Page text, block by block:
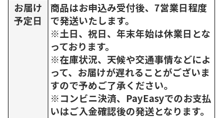
お届け
予定日
商品はお申込み受付後、7営業日程度
で発送いたします。
※土日、祝日、年末年始は休業日とな
っております。
※在庫状況、天候や交通事情などによ
って、お届けが遅れることがございま
すので予めご了承ください。
※コンビニ決済、PayEasyでのお支払
いはご入金確認後の発送となります。